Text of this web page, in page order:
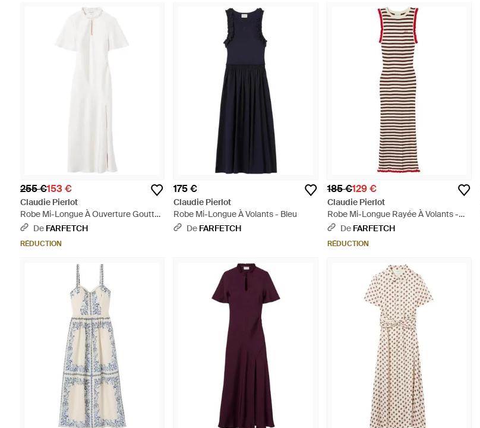
255 €153 €
Claudie Pierlot
Robe Mi-Longue À Ouverture Goutte
D'Eau Et Volants - Blanc
De FARFETCH
RÉDUCTION
175 €
Claudie Pierlot
Robe Mi-Longue À Volants - Bleu
De FARFETCH
185 €129 €
Claudie Pierlot
Robe Mi-Longue Rayée À Volants -
Blanc
De FARFETCH
RÉDUCTION